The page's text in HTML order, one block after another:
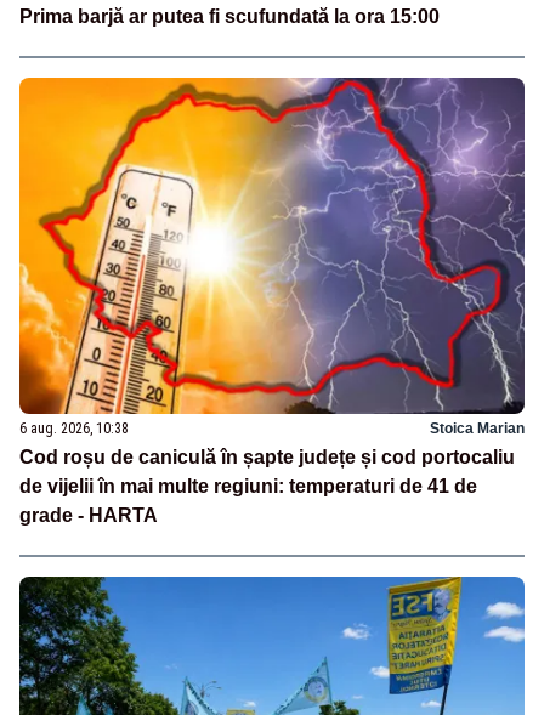
Prima barjă ar putea fi scufundată la ora 15:00
6 aug. 2026, 10:38 Stoica Marian
Cod roșu de caniculă în șapte județe și cod portocaliu
de vijelii în mai multe regiuni: temperaturi de 41 de
grade - HARTA